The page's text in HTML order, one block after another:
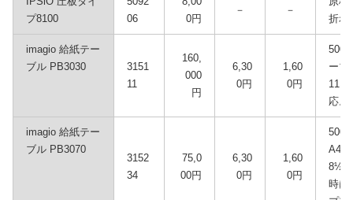
プ8100
06
0円
－ －
折れ
imagio 給紙テー
ブル PB3030
3151
11
160,
000
円
6,30
0円
1,60
0円
500
ーブ
応。
imagio 給紙テー
ブル PB3070
3152
34
75,0
00円
6,30
0円
1,60
0円
500
A4
時は